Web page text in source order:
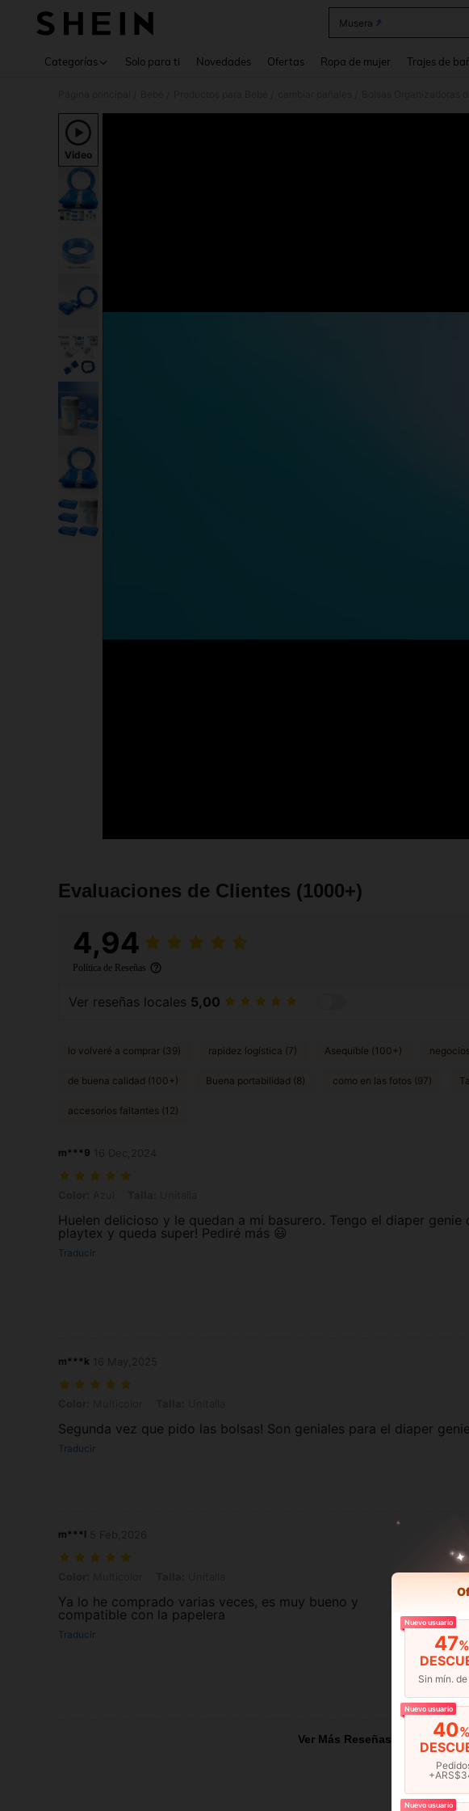
Musera
Categorías Solo para ti Novedades Ofertas Ropa de mujer Trajes de
Video
Evaluaciones de Clientes (1000+)
4,94
Política de Reseñas
Ver reseñas locales 5,00
lo volveré a comprar (39) rapidez logística (7) Asequible (100+)
de buena calidad (100+) Buena portabilidad (8) como en las fotos (97)
accesorios faltantes (12)
m***9
Huelen delicioso y le quedan a mi basurero. Tengo el diaper genie
playtex y queda super! Pediré más 😃
Traducir
m***k
Segunda vez que pido las bolsas! Son geniales para el diaper
Traducir
m***l
Ya lo he comprado varias veces, es muy bueno y
compatible con la papelera
Traducir
Ver Más Reseñas
Nuevo usuario
47
Sin mín.
Nuevo usuario
40
Nuevo usuario